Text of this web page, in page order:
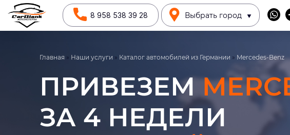
8 958 538 39 28 Выбрать город
Главная » Наши услуги » Каталог автомобилей из Германии » Mercedes-Benz
ПРИВЕЗЕМ
ЗА 4 НЕДЕЛИ